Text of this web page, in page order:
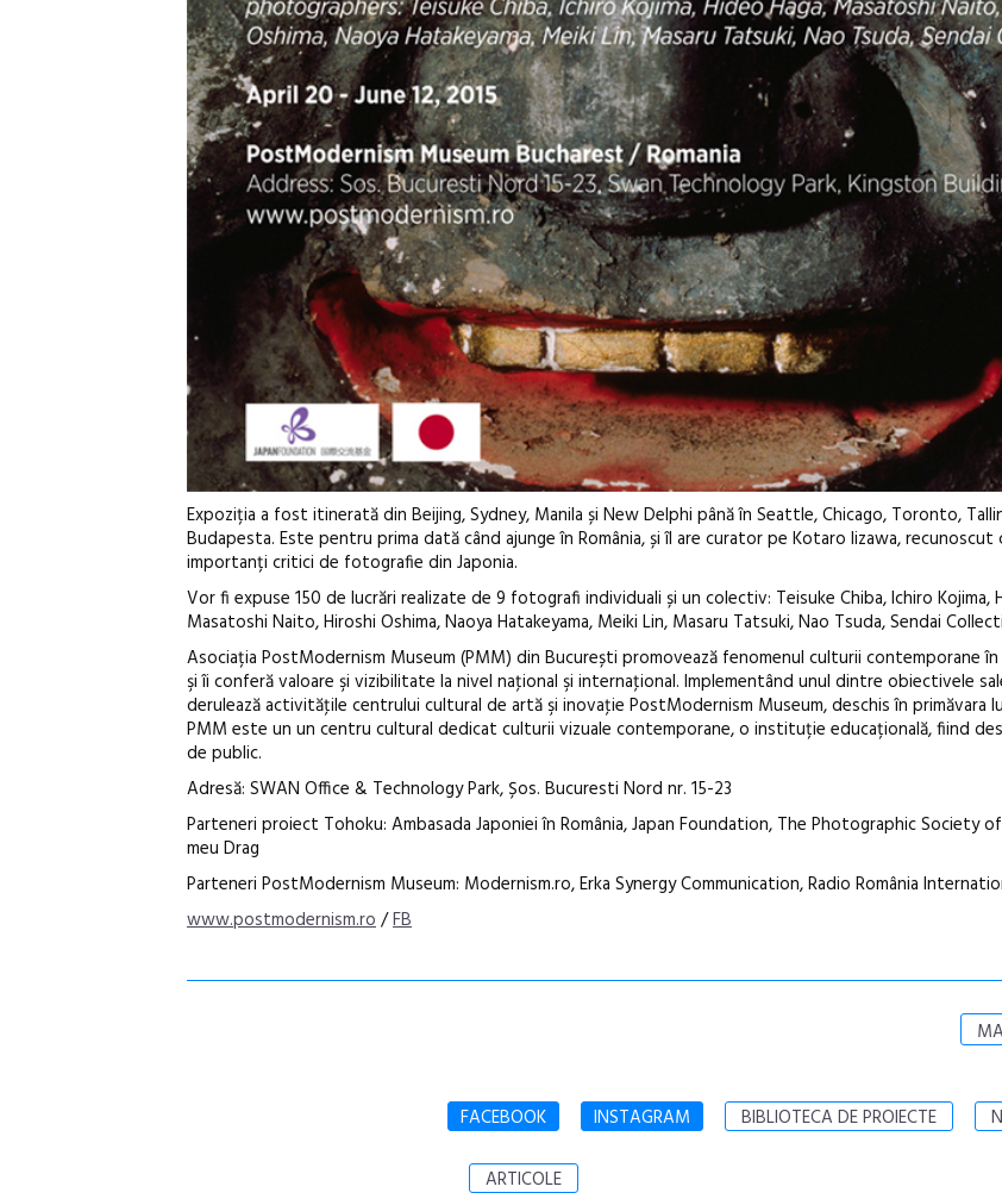
Expoziția a fost itinerată din Beijing, Sydney, Manila și New Delphi până în Seattle, Chicago, Toronto,
Budapesta. Este pentru prima dată când ajunge în România, și îl are curator pe Kotaro Iizawa, recunoscut
importanți critici de fotografie din Japonia.
Vor fi expuse 150 de lucrări realizate de 9 fotografi individuali și un colectiv: Teisuke Chiba, Ichiro Kojima,
Masatoshi Naito, Hiroshi Oshima, Naoya Hatakeyama, Meiki Lin, Masaru Tatsuki, Nao Tsuda, Sendai
Asociația PostModernism Museum (PMM) din București promovează fenomenul culturii contemporane
şi îi conferă valoare şi vizibilitate la nivel naţional şi internaţional. Implementând unul dintre obiectivele
derulează activităţile centrului cultural de artă şi inovaţie PostModernism Museum, deschis în primăvara
PMM este un un centru cultural dedicat culturii vizuale contemporane, o instituție educațională, fiind
de public.
Adresă: SWAN Office & Technology Park, Șos. Bucuresti Nord nr. 15-23
Parteneri proiect Tohoku: Ambasada Japoniei în România, Japan Foundation, The Photographic Society
meu Drag
Parteneri PostModernism Museum: Modernism.ro, Erka Synergy Communication, Radio România
www.postmodernism.ro/FB
FACEBOOK INSTAGRAM BIBLIOTECA DE PROIECTE
ARTICOLE